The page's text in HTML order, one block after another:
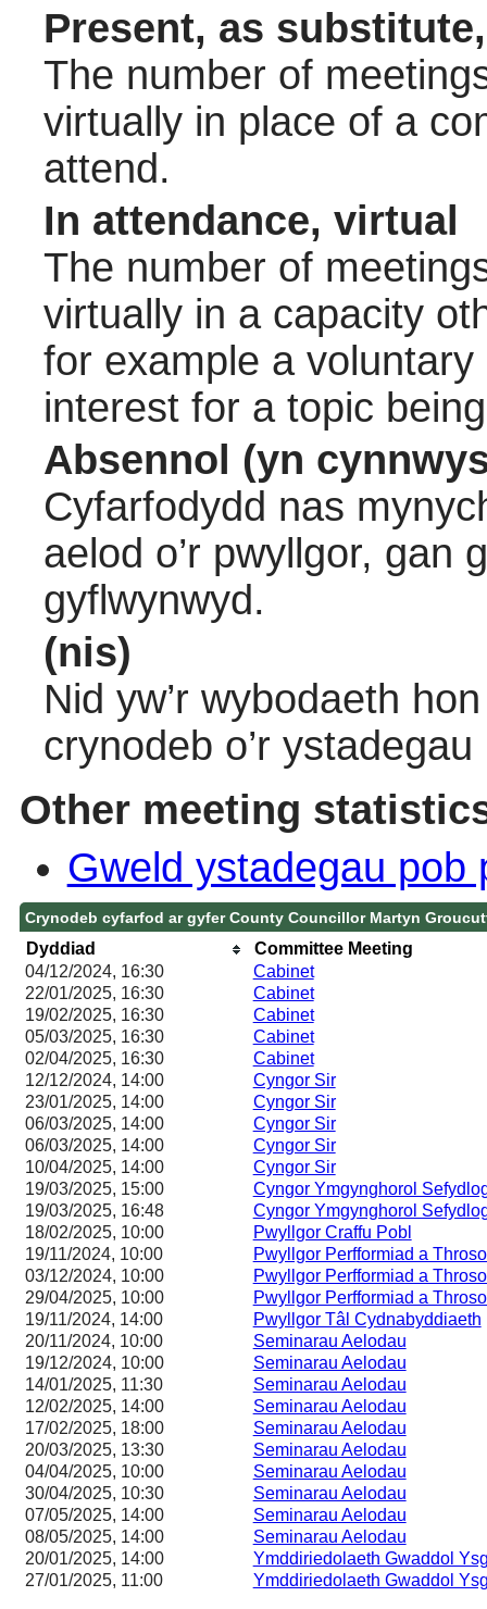
Present, as
The number of
virtually in place of a
attend.
In attendance, virtual
The number of
virtually in a capacity
for example a
interest for a topic
Absennol (yn
Cyfarfodydd nas
aelod o’r pwyllgor, gan
gyflwynwyd.
(nis)
Nid yw’r wybodaeth
crynodeb o’r
Other meeting
Gweld ystadegau pob
Crynodeb cyfarfod ar gyfer County Councillor Martyn
Dyddiad
Committee Meeting
04/12/2024, 16:30
Cabinet
22/01/2025, 16:30 Cabinet
19/02/2025, 16:30 Cabinet
05/03/2025, 16:30 Cabinet
02/04/2025, 16:30 Cabinet
12/12/2024, 14:00 Cyngor Sir
23/01/2025, 14:00 Cyngor Sir
06/03/2025, 14:00 Cyngor Sir
06/03/2025, 14:00 Cyngor Sir
10/04/2025, 14:00 Cyngor Sir
19/03/2025, 15:00
Cyngor Ymgynghorol
19/03/2025, 16:48
Cyngor Ymgynghorol
18/02/2025, 10:00
Pwyllgor Craffu Pobl
19/11/2024, 10:00
Pwyllgor Perfformiad a
03/12/2024, 10:00
Pwyllgor Perfformiad a
29/04/2025, 10:00
Pwyllgor Perfformiad a
19/11/2024, 14:00
Pwyllgor Tâl Cydnabyddiaeth
20/11/2024, 10:00 Seminarau Aelodau
19/12/2024, 10:00 Seminarau Aelodau
14/01/2025, 11:30 Seminarau Aelodau
12/02/2025, 14:00 Seminarau Aelodau
17/02/2025, 18:00 Seminarau Aelodau
20/03/2025, 13:30 Seminarau Aelodau
04/04/2025, 10:00 Seminarau Aelodau
30/04/2025, 10:30 Seminarau Aelodau
07/05/2025, 14:00 Seminarau Aelodau
08/05/2025, 14:00 Seminarau Aelodau
20/01/2025, 14:00
Ymddiriedolaeth Gwaddol
27/01/2025, 11:00
Ymddiriedolaeth Gwaddol